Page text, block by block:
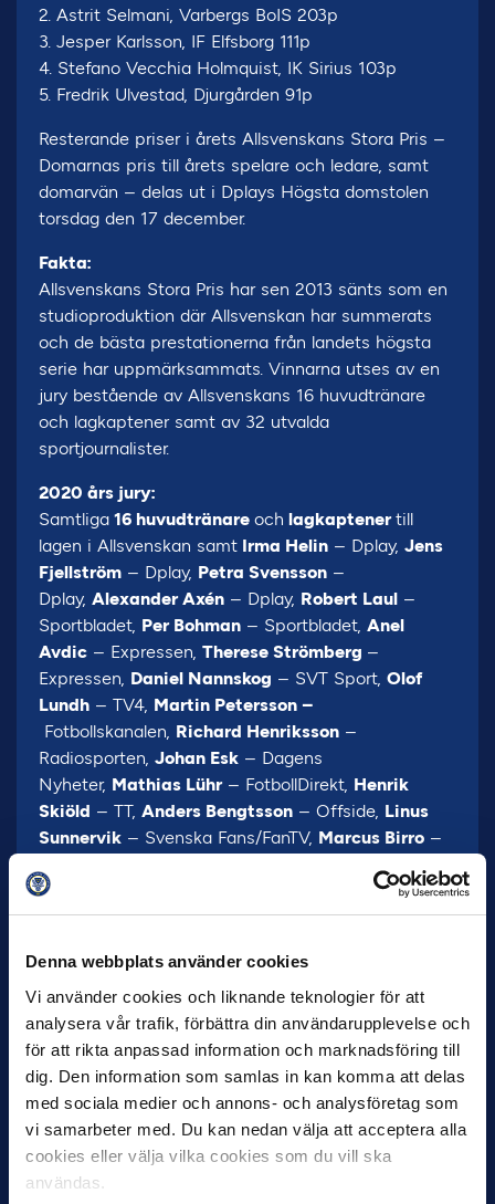
Denna webbplats använder cookies
Vi använder cookies och liknande teknologier för att
analysera vår trafik, förbättra din användarupplevelse och
för att rikta anpassad information och marknadsföring till
dig. Den information som samlas in kan komma att delas
med sociala medier och annons- och analysföretag som
vi samarbeter med. Du kan nedan välja att acceptera alla
cookies eller välja vilka cookies som du vill ska
användas.
2. Astrit Selmani, Varbergs BoIS 203p
3. Jesper Karlsson, IF Elfsborg 111p
4. Stefano Vecchia Holmquist, IK Sirius 103p
5. Fredrik Ulvestad, Djurgården 91p
Resterande priser i årets Allsvenskans Stora Pris –
Domarnas pris till årets spelare och ledare, samt
domarvän – delas ut i Dplays Högsta domstolen
torsdag den 17 december.
Fakta:
Allsvenskans Stora Pris har sen 2013 sänts som en
studioproduktion där Allsvenskan har summerats
och de bästa prestationerna från landets högsta
serie har uppmärksammats. Vinnarna utses av en
jury bestående av Allsvenskans 16 huvudtränare
och lagkaptener samt av 32 utvalda
sportjournalister.
2020 års jury:
Samtliga 16 huvudtränare och lagkaptenertill
lagen i Allsvenskan samt Irma Helin – Dplay, Jens
Fjellström – Dplay, Petra Svensson –
Dplay, Alexander Axén – Dplay, Robert Laul –
Sportbladet, Per Bohman – Sportbladet, Anel
Avdic – Expressen, Therese Strömberg –
Expressen, Daniel Nannskog – SVT Sport, Olof
Lundh – TV4, Martin Petersson –
Fotbollskanalen, Richard Henriksson –
Radiosporten, Johan Esk – Dagens
Nyheter, Mathias Lühr– FotbollDirekt, Henrik
Skiöld – TT, Anders Bengtsson – Offside, Linus
Sunnervik – Svenska Fans/FanTV, Marcus Birro –
Sthlm,
Mattias
Balkander– Göteborgs-Posten,Marcus Wulcan–
Pålsson– Borås Tidning, Lasse Hansson
Barometern,Christer Gustafson– Norrköpings
Tidningar,Fredrik Carlsson– Nerikes
Allehanda,Daniel Meisels– UNT, Simon
Carlsson– Hallands Nyheter, Mattias Larsson –
Kvällsposten,Jerry Nilsson– Blekinge Läns
Tidning,Niclas Åkerström– Östersunds-Posten.
Foto: bildbyrån